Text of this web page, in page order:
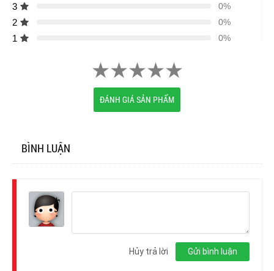
3 0%
2 0%
1 0%
ĐÁNH GIÁ SẢN PHẨM
BÌNH LUẬN
Gửi bình luận
Hủy trả lời